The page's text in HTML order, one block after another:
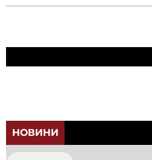
НОВИНИ